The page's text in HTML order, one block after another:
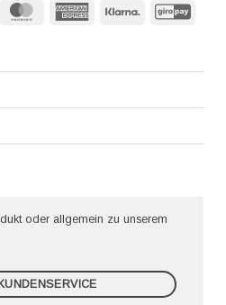
MasterCard American
Klarna
oder allgemein zu unserem